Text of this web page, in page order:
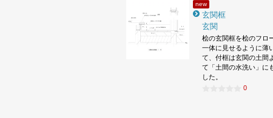
new
玄関框
玄関
桧の玄関框を桧のフロ
一体に見せるように薄
て、付框は玄関の土間
て「土間の水洗い」に
した。
0